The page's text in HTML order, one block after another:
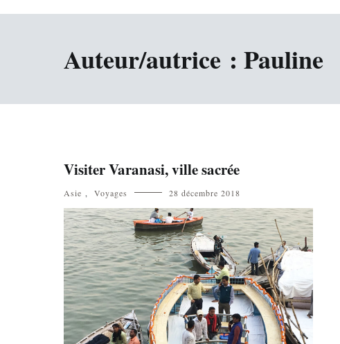
Auteur/autrice : Pauline
Visiter Varanasi, ville sacrée
Asie , Voyages 28 décembre 2018